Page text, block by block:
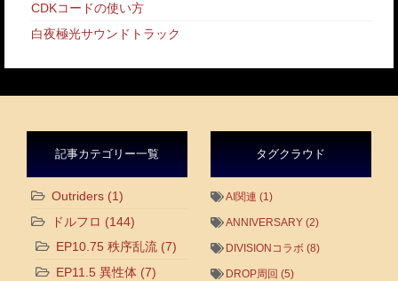
CDKコードの使い方
白夜極光サウンドトラック
記事カテゴリー一覧
Outriders (1)
ドルフロ (144)
EP10.75 秩序乱流 (7)
EP11.5 異性体 (7)
タグクラウド
AI関連 (1)
ANNIVERSARY (2)
DIVISIONコラボ (8)
DROP周回 (5)